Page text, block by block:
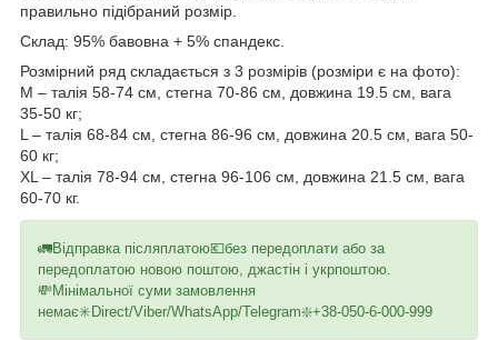
правильно підібраний розмір.
Склад: 95% бавовна + 5% спандекс.
Розмірний ряд складається з 3 розмірів (розміри є на фото):
M – талія 58-74 см, стегна 70-86 см, довжина 19.5 см, вага
35-50 кг;
L – талія 68-84 см, стегна 86-96 см, довжина 20.5 см, вага 50-
60 кг;
XL – талія 78-94 см, стегна 96-106 см, довжина 21.5 см, вага
60-70 кг.
🚛Відправка післяплатою💶без передоплати або за
передоплатою новою поштою, джастін і укрпоштою.
💸Мінімальної суми замовлення
немає✳️Direct/Viber/WhatsApp/Telegram❇️+38-050-6-000-999